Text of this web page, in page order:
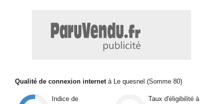
Qualité de connexion internetà Le quesnel (Somme 80)
Indice de Taux d'éligibilité à